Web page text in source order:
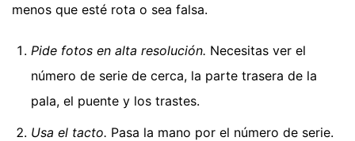
menos que esté rota o sea falsa.
Pide fotos en alta resolución. Necesitas ver el
número de serie de cerca, la parte trasera de la
pala, el puente y los trastes.
Usa el tacto. Pasa la mano por el número de serie.